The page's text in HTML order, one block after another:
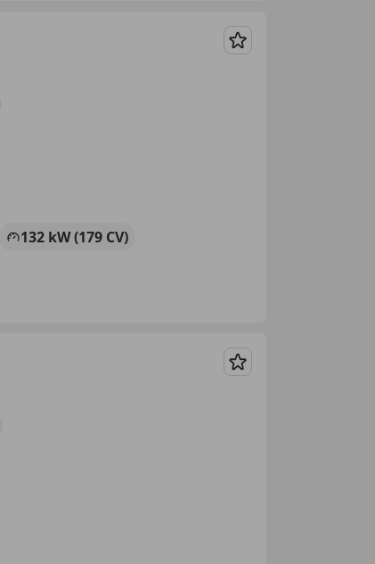
Guardar
132 kW (179 CV)
Guardar